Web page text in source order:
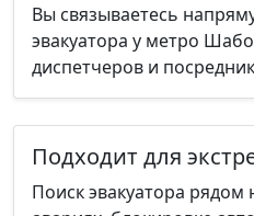
Вы связываетесь
эвакуатора у метро
диспетчеров и
Подходит для
Поиск эвакуатора